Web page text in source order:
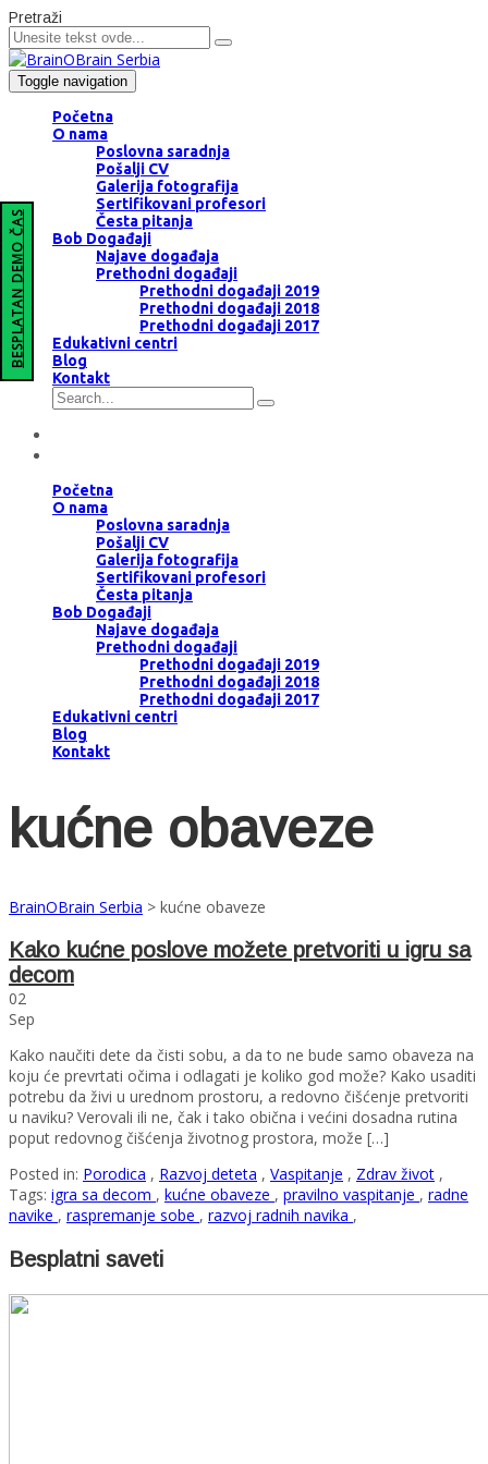
BESPLATAN DEMO ČAS
Pretraži
Toggle navigation
Početna
O nama
Poslovna saradnja
Pošalji CV
Galerija fotografija
Sertifikovani profesori
Česta pitanja
Bob Događaji
Najave događaja
Prethodni događaji
Prethodni događaji 2019
Prethodni događaji 2018
Prethodni događaji 2017
Edukativni centri
Blog
Kontakt
Početna
O nama
Poslovna saradnja
Pošalji CV
Galerija fotografija
Sertifikovani profesori
Česta pitanja
Bob Događaji
Najave događaja
Prethodni događaji
Prethodni događaji 2019
Prethodni događaji 2018
Prethodni događaji 2017
Edukativni centri
Blog
Kontakt
kućne obaveze
BrainOBrain Serbia > kućne obaveze
Kako kućne poslove možete pretvoriti u igru sa
decom
02
Sep
Kako naučiti dete da čisti sobu, a da to ne bude samo obaveza na
koju će prevrtati očima i odlagati je koliko god može? Kako usaditi
potrebu da živi u urednom prostoru, a redovno čišćenje pretvoriti
u naviku? Verovali ili ne, čak i tako obična i većini dosadna rutina
poput redovnog čišćenja životnog prostora, može […]
Posted in: Porodica , Razvoj deteta , Vaspitanje , Zdrav život ,
Tags: igra sa decom , kućne obaveze , pravilno vaspitanje , radne
navike , raspremanje sobe , razvoj radnih navika ,
Besplatni saveti